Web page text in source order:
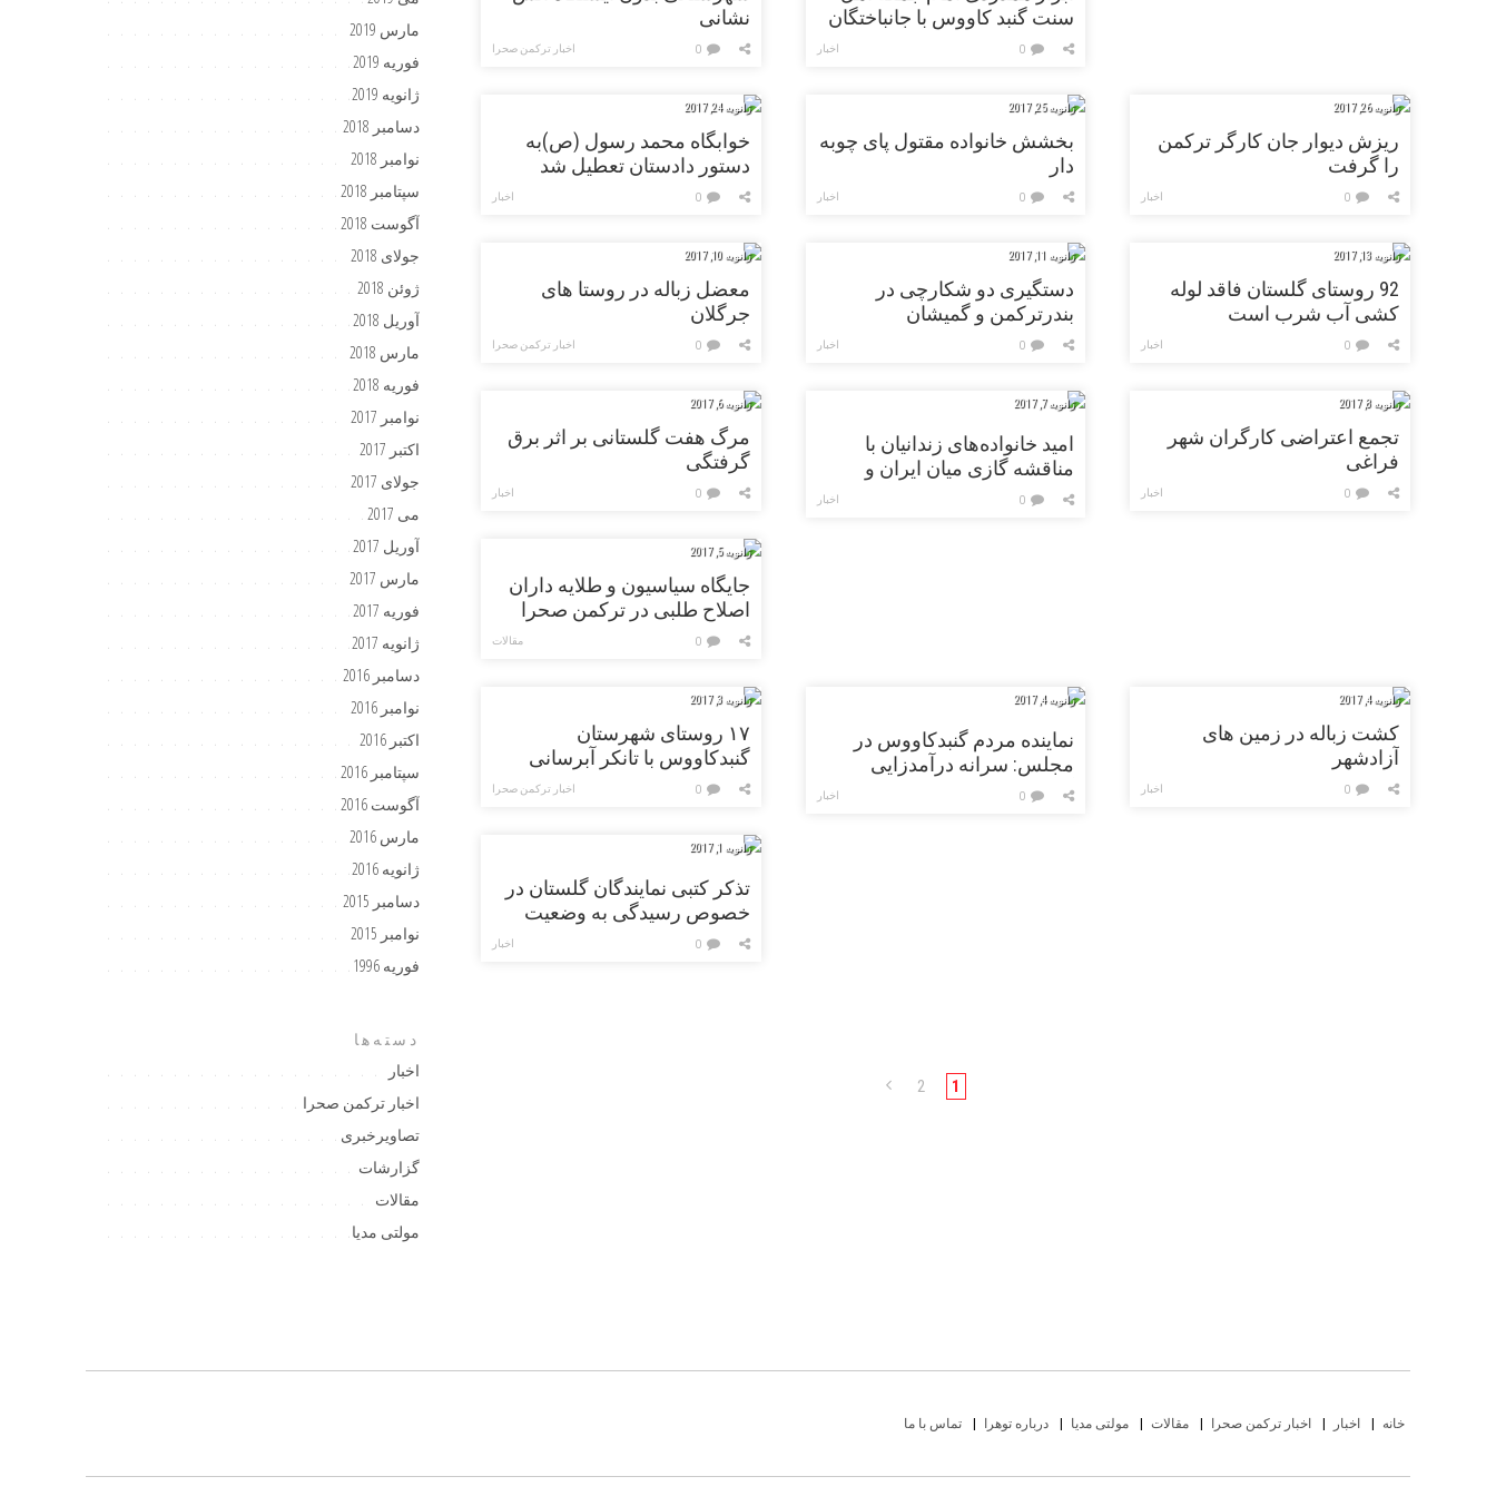
سنت گنبد کاووس با جانباختگان
حادثه پلاسکو
اخبار 0
نشانی
اخبار ترکمن صحرا 0
ژانویه 26, 2017
ریزش دیوار جان کارگر ترکمن
را گرفت
اخبار 0
ژانویه 25, 2017
بخشش خانواده مقتول پای چوبه
دار
اخبار 0
ژانویه 24, 2017
خوابگاه محمد رسول (ص)به
دستور دادستان تعطیل شد
اخبار 0
ژانویه 13, 2017
92 روستای گلستان فاقد لوله
کشی آب شرب است
اخبار 0
ژانویه 11, 2017
دستگیری دو شکارچی در
بندرترکمن و گمیشان
اخبار 0
ژانویه 10, 2017
معضل زباله در روستا های
جرگلان
اخبار ترکمن صحرا 0
ژانویه 8, 2017
تجمع اعتراضی کارگران شهر
فراغی
اخبار 0
ژانویه 7, 2017
امید خانواده‌های زندانیان با
مناقشه گازی میان ایران و
ترکمنستان باز هم کم‌رنگ‌تر شد
اخبار 0
ژانویه 6, 2017
مرگ هفت گلستانی بر اثر برق
گرفتگی
اخبار 0
ژانویه 5, 2017
جایگاه سیاسیون و طلایه داران
اصلاح طلبی در ترکمن صحرا
مقالات 0
ژانویه 4, 2017
کشت زباله در زمین های
آزادشهر
اخبار 0
ژانویه 4, 2017
نماینده مردم گنبدکاووس در
مجلس: سرانه درآمدزایی
گلستانی ها، رتبه 30 کشوری
اخبار 0
ژانویه 3, 2017
۱۷ روستای شهرستان
گنبدکاووس با تانکر آبرسانی
می‎شود
اخبار ترکمن صحرا 0
ژانویه 1, 2017
تذکر کتبی نمایندگان گلستان در
خصوص رسیدگی به وضعیت
صیادان
اخبار 0
1
2
مارس 2019
فوریه 2019
ژانویه 2019
دسامبر 2018
نوامبر 2018
سپتامبر 2018
آگوست 2018
جولای 2018
ژوئن 2018
آوریل 2018
مارس 2018
فوریه 2018
نوامبر 2017
اکتبر 2017
جولای 2017
می 2017
آوریل 2017
مارس 2017
فوریه 2017
ژانویه 2017
دسامبر 2016
نوامبر 2016
اکتبر 2016
سپتامبر 2016
آگوست 2016
مارس 2016
ژانویه 2016
دسامبر 2015
نوامبر 2015
فوریه 1996
دسته‌ها
اخبار
اخبار ترکمن صحرا
تصاویرخبری
گزارشات
مقالات
مولتی مدیا
خانه اخبار اخبار ترکمن صحرا مقالات مولتی مدیا درباره توهرا تماس با ما